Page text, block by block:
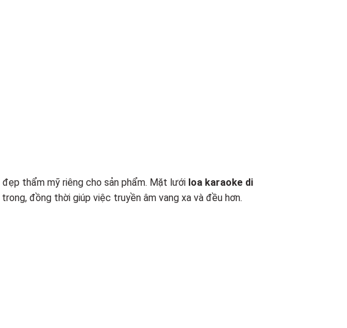
thẩm mỹ riêng cho sản phẩm. Mặt lưới loa karaoke di
đồng thời giúp việc truyền âm vang xa và đều hơn.